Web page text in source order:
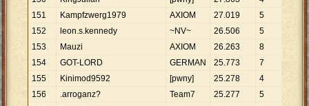
151
Kampfzwerg1979 AXIOM 27.019 5 5
152
leon.s.kennedy ~NV~ 26.506 5
153
Mauzi AXIOM 26.263 8 3
154
GOT-LORD GERMAN 25.773 7
155
Kinimod9592 [pwny] 25.278 4
156
.arroganz? Team7 25.277 5